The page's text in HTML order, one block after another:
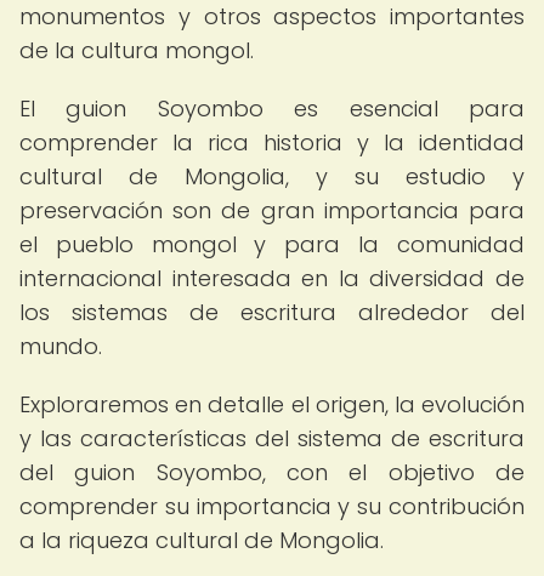
monumentos y otros aspectos importantes
de la cultura mongol.
El guion Soyombo es esencial para
comprender la rica historia y la identidad
cultural de Mongolia, y su estudio y
preservación son de gran importancia para
el pueblo mongol y para la comunidad
internacional interesada en la diversidad de
los sistemas de escritura alrededor del
mundo.
Exploraremos en detalle el origen, la evolución
y las características del sistema de escritura
del guion Soyombo, con el objetivo de
comprender su importancia y su contribución
a la riqueza cultural de Mongolia.